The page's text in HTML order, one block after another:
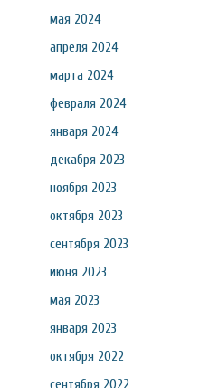
мая 2024
апреля 2024
марта 2024
февраля 2024
января 2024
декабря 2023
ноября 2023
октября 2023
сентября 2023
июня 2023
мая 2023
января 2023
октября 2022
сентября 2022